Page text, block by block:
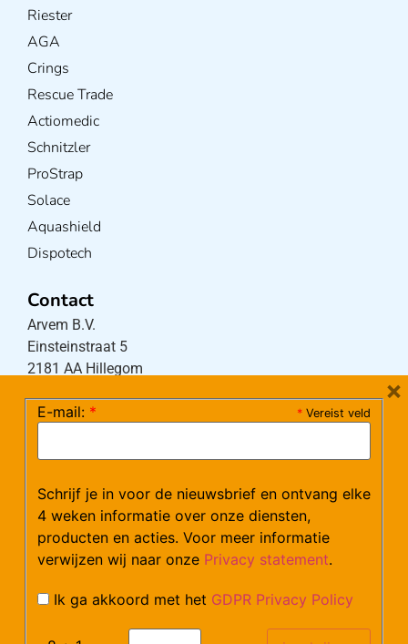
Riester
AGA
Crings
Rescue Trade
Actiomedic
Schnitzler
ProStrap
Solace
Aquashield
Dispotech
Contact
Arvem B.V.
Einsteinstraat 5
2181 AA Hillegom
(maandag – donderdag 08:30-17:15 uur / vrijdag
Mail:klantenservice@arvem.nl
Werken bij Arvem?
* Vereist veld
E-mail: *
Schrijf je in voor de nieuwsbrief en ontvang elke
4 weken informatie over onze diensten,
producten en acties. Voor meer informatie
verwijzen wij naar onze Privacy statement.
Ik ga akkoord met het GDPR Privacy Policy
×